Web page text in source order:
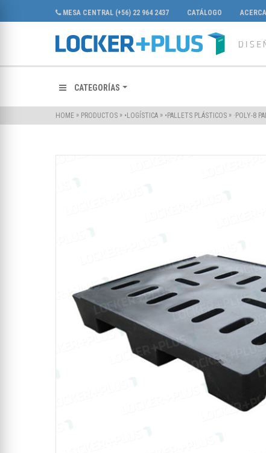
MESA CENTRAL (+56) 22 964 2437 CATÁLOGO
CATEGORÍAS
HOME » PRODUCTOS » •LOGÍSTICA » •PALLETS PLÁSTICOS » ·POLY-8